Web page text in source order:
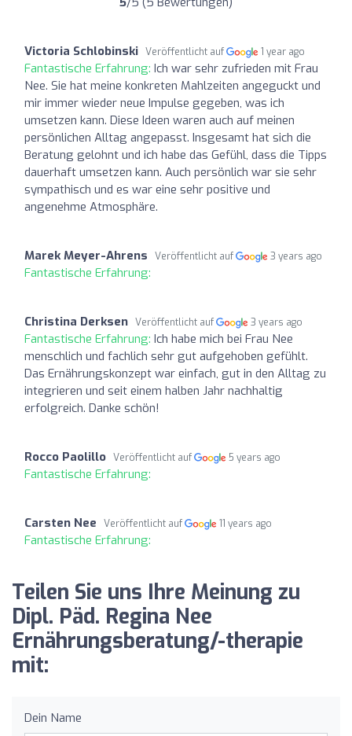
Victoria Schlobinski Veröffentlicht auf 1 year ago
Fantastische Erfahrung: Ich war sehr zufrieden mit Frau
Nee. Sie hat meine konkreten Mahlzeiten angeguckt und
mir immer wieder neue Impulse gegeben, was ich
umsetzen kann. Diese Ideen waren auch auf meinen
persönlichen Alltag angepasst. Insgesamt hat sich die
Beratung gelohnt und ich habe das Gefühl, dass die Tipps
dauerhaft umsetzen kann. Auch persönlich war sie sehr
sympathisch und es war eine sehr positive und
angenehme Atmosphäre.
Marek Meyer-Ahrens Veröffentlicht auf 3 years ago
Fantastische Erfahrung:
Christina Derksen Veröffentlicht auf 3 years ago
Fantastische Erfahrung: Ich habe mich bei Frau Nee
menschlich und fachlich sehr gut aufgehoben gefühlt.
Das Ernährungskonzept war einfach, gut in den Alltag zu
integrieren und seit einem halben Jahr nachhaltig
erfolgreich. Danke schön!
Rocco Paolillo Veröffentlicht auf 5 years ago
Fantastische Erfahrung:
Carsten Nee Veröffentlicht auf 11 years ago
Fantastische Erfahrung:
Teilen Sie uns Ihre Meinung zu
Dipl. Päd. Regina Nee
Ernährungsberatung/-therapie
mit:
Dein Name